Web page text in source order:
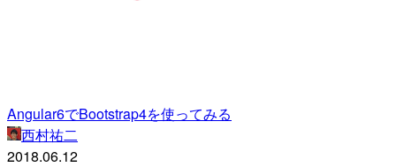
Angular6でBootstrap4を使ってみる
西村祐二
2018.06.12